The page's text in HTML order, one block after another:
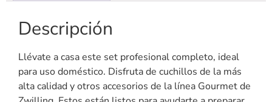
Descripción
Llévate a casa este set profesional completo, ideal
para uso doméstico. Disfruta de cuchillos de la más
alta calidad y otros accesorios de la línea Gourmet de